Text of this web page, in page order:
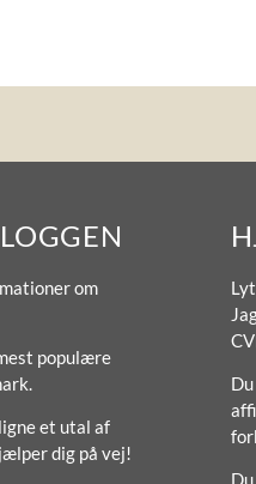
om
populære
et utal af
dig på vej!